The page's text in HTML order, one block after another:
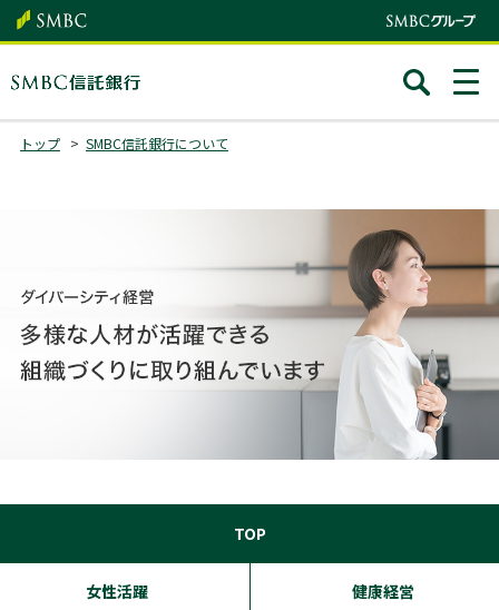
トップ SMBC信託銀行について
TOP
女性活躍 健康経営